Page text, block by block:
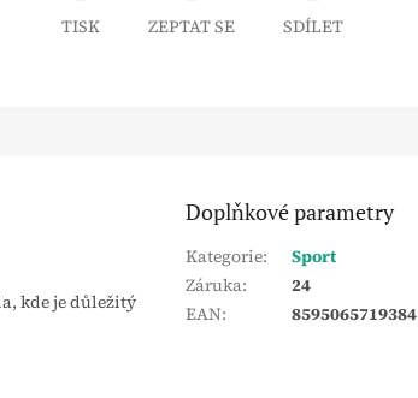
TISK ZEPTAT SE SDÍLET
kde je důležitý
Doplňkové parametry
Kategorie:
Sport
Záruka:
24
EAN: 8595065719384